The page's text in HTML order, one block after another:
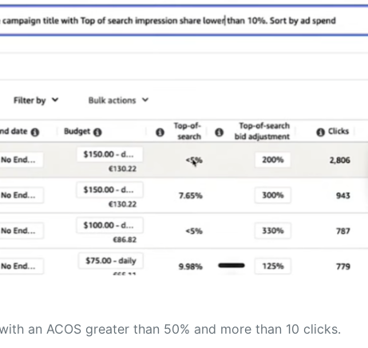
an ACOS greater than 50% and more than 10 clicks.